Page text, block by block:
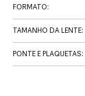
FORMATO:
TAMANHO DA LENTE:
PONTE E PLAQUETAS: